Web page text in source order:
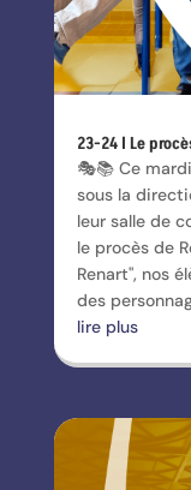
23-24 l Le
🎭📚 Ce
sous la
leur salle de
le procès de
Renart", nos
des
lire plus